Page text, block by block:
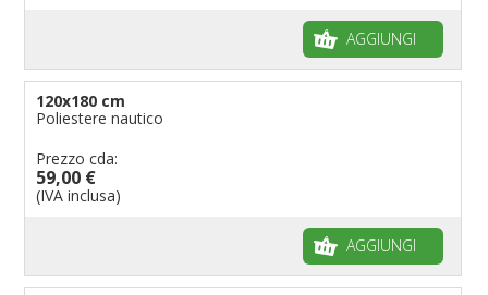
AGGIUNGI
120x180 cm
Poliestere nautico
Prezzo cda:
59,00 €
(IVA inclusa)
AGGIUNGI